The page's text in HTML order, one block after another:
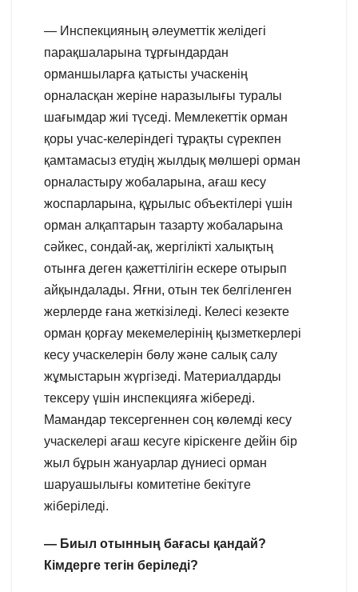
— Инспекцияның әлеуметтік желідегі
парақшаларына тұрғындардан
орманшыларға қатысты учаскенің
орналасқан жеріне наразылығы туралы
шағымдар жиі түседі. Мемлекеттік орман
қоры учас-келеріндегі тұрақты сүрекпен
қамтамасыз етудің жылдық мөлшері орман
орналастыру жобаларына, ағаш кесу
жоспарларына, құрылыс объектілері үшін
орман алқаптарын тазарту жобаларына
сәйкес, сондай-ақ, жергілікті халықтың
отынға деген қажеттілігін ескере отырып
айқындалады. Яғни, отын тек белгіленген
жерлерде ғана жеткізіледі. Келесі кезекте
орман қорғау мекемелерінің қызметкерлері
кесу учаскелерін бөлу және салық салу
жұмыстарын жүргізеді. Материалдарды
тексеру үшін инспекцияға жібереді.
Мамандар тексергеннен соң көлемді кесу
учаскелері ағаш кесуге кіріскенге дейін бір
жыл бұрын жануарлар дүниесі орман
шаруашылығы комитетіне бекітуге
жіберіледі.
— Биыл отынның бағасы қандай?
Кімдерге тегін беріледі?